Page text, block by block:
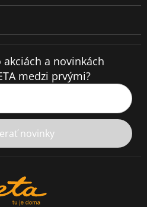
akciách a novinkách
medzi prvými?
novinky